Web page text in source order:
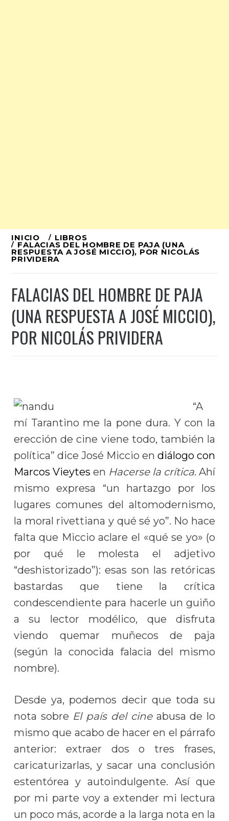
Ir
al
INICIO LIBROS
FALACIAS DEL HOMBRE DE PAJA (UNA
RESPUESTA A JOSÉ MICCIO), POR NICOLÁS
PRIVIDERA
FALACIAS DEL HOMBRE DE PAJA
(UNA RESPUESTA A JOSÉ MICCIO),
POR NICOLÁS PRIVIDERA
“A
mí Tarantino me la pone dura. Y con la
erección de cine viene todo, también la
política” dice José Miccio endiálogo con
Marcos Vieytes en Hacerse la crítica. Ahí
mismo expresa “un hartazgo por los
lugares comunes del altomodernismo,
la moral rivettiana y qué sé yo”. No hace
falta que Miccio aclare el «qué se yo» (o
por qué le molesta el adjetivo
“deshistorizado”): esas son las retóricas
bastardas que tiene la crítica
condescendiente para hacerle un guiño
a su lector modélico, que disfruta
viendo quemar muñecos de paja
(según la conocida falacia del mismo
nombre).
Desde ya, podemos decir que toda su
nota sobre El país del cineabusa de lo
mismo que acabo de hacer en el párrafo
anterior: extraer dos o tres frases,
caricaturizarlas, y sacar una conclusión
estentórea y autoindulgente. Así que
por mi parte voy a extender mi lectura
un poco más, acorde a la larga nota en la